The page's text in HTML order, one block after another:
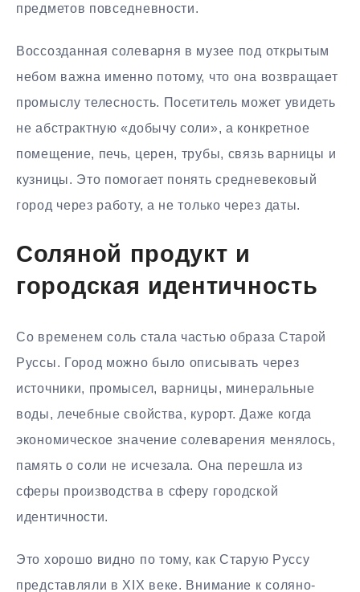
предметов повседневности.
Воссозданная солеварня в музее под открытым
небом важна именно потому, что она возвращает
промыслу телесность. Посетитель может увидеть
не абстрактную «добычу соли», а конкретное
помещение, печь, церен, трубы, связь варницы и
кузницы. Это помогает понять средневековый
город через работу, а не только через даты.
Соляной продукт и
городская идентичность
Со временем соль стала частью образа Старой
Руссы. Город можно было описывать через
источники, промысел, варницы, минеральные
воды, лечебные свойства, курорт. Даже когда
экономическое значение солеварения менялось,
память о соли не исчезала. Она перешла из
сферы производства в сферу городской
идентичности.
Это хорошо видно по тому, как Старую Руссу
представляли в XIX веке. Внимание к соляно-